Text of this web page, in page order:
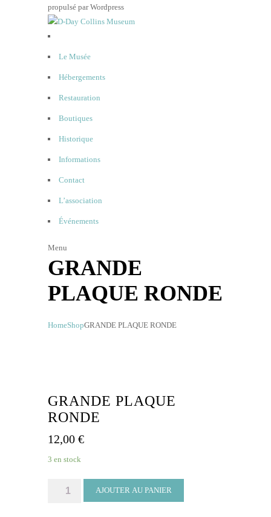
propulsé par Wordpress
Le Musée
Hébergements
Restauration
Boutiques
Historique
Informations
Contact
L’association
Événements
Menu
GRANDE
PLAQUE RONDE
HomeShopGRANDE PLAQUE RONDE
GRANDE PLAQUE
RONDE
12,00 €
3 en stock
quantité
AJOUTER AU PANIER